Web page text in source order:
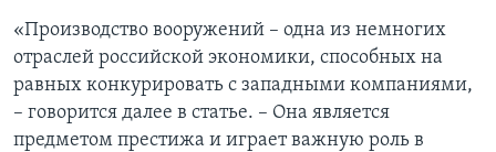
«Производство вооружений – одна из немногих
отраслей российской экономики, способных на
равных конкурировать с западными компаниями,
– говорится далее в статье. – Она является
предметом престижа и играет важную роль в